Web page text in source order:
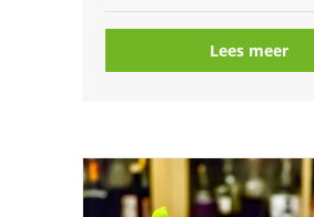
Lees meer